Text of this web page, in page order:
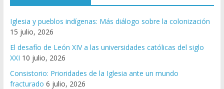
Iglesia y pueblos indígenas: Más diálogo sobre la colonización
15 julio, 2026
El desafío de León XIV a las universidades católicas del siglo
XXI 10 julio, 2026
Consistorio: Prioridades de la Iglesia ante un mundo
fracturado 6 julio, 2026